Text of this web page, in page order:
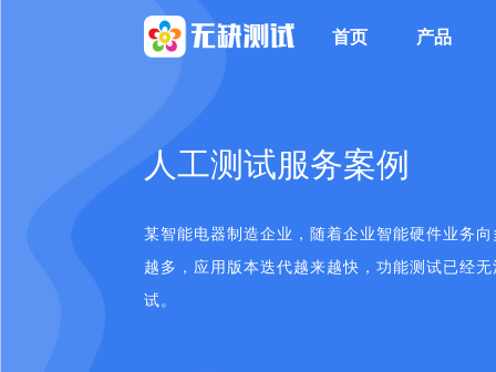
首页 产品
人工测试服务案例
某智能电器制造企业，随着企业智能硬件业务
越多，应用版本迭代越来越快，功能测试已经
试。